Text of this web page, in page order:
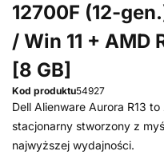
12700F (12-
/ Win 11 + AMD
[8 GB]
Kod produktu54927
Dell Alienware Aurora R13
stacjonarny stworzony z
najwyższej wydajności.